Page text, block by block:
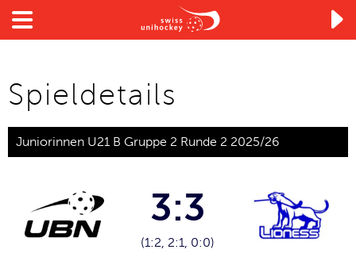

Spieldetails
Juniorinnen U21 B Gruppe 2 Runde 2 2025/26
3:3
(1:2, 2:1, 0:0)